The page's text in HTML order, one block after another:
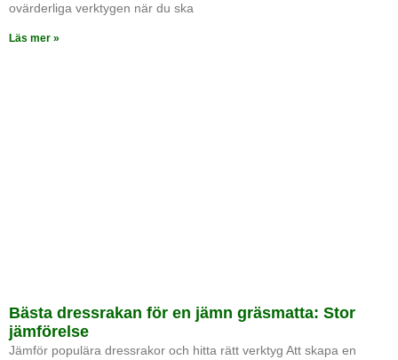
ovärderliga verktygen när du ska
Läs mer »
Bästa dressrakan för en jämn gräsmatta: Stor
jämförelse
Jämför populära dressrakor och hitta rätt verktyg Att skapa en